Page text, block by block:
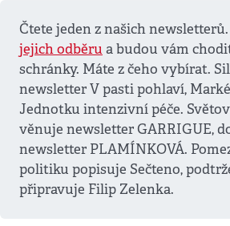
Čtete jeden z našich newsletterů.
jejich odběru a budou vám
schránky. Máte z čeho vybírat.
newsletter V pasti pohlaví,
Jednotku intenzivní péče.
věnuje newsletter GARRIGUE,
newsletter PLAMÍNKOVÁ.
politiku popisuje Sečteno,
připravuje Filip Zelenka.